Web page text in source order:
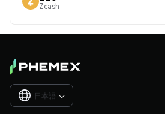
Zcash
日本語 